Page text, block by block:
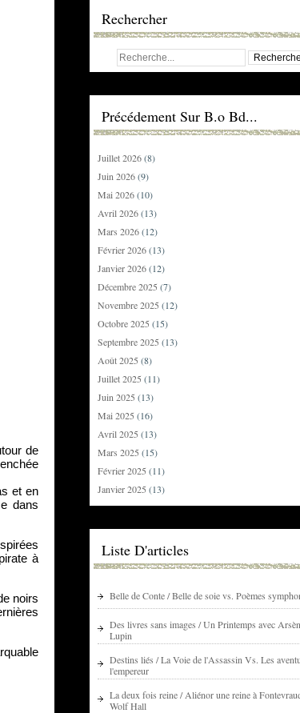
de
et en
dans
à
noirs
Rechercher
Précédement Sur B.o Bd...
Juillet 2026(8)
Juin 2026(9)
Mai 2026(10)
Avril 2026(13)
Mars 2026(12)
Février 2026(13)
Janvier 2026(12)
Décembre 2025 (7)
Novembre 2025 (12)
Octobre 2025 (15)
Septembre 2025 (13)
Août 2025 (8)
Juillet 2025 (11)
Juin 2025 (13)
Mai 2025 (16)
Avril 2025 (13)
Mars 2025 (15)
Février 2025 (11)
Janvier 2025 (13)
Liste D'articles
Belle de Conte / Belle de soie vs. Poèmes
Des livres sans images / Un Printemps avec
Lupin
Destins liés / La Voie de l'Assassin Vs. Les
l'empereur
La deux fois reine / Aliénor une reine à
Wolf Hall